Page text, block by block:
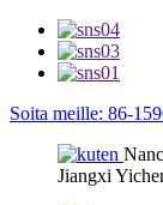
Soita meille: 86-
Jiangxi